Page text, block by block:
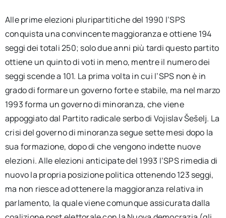
Alle prime elezioni pluripartitiche del 1990 l’SPS
conquista una convincente maggioranza e ottiene 194
seggi dei totali 250; solo due anni più tardi questo partito
ottiene un quinto di voti in meno, mentre il numero dei
seggi scende a 101. La prima volta in cui l’SPS non è in
grado di formare un governo forte e stabile, ma nel marzo
1993 forma un governo di minoranza, che viene
appoggiato dal Partito radicale serbo di Vojislav Šešelj. La
crisi del governo di minoranza segue sette mesi dopo la
sua formazione, dopo di che vengono indette nuove
elezioni. Alle elezioni anticipate del 1993 l’SPS rimedia di
nuovo la propria posizione politica ottenendo 123 seggi,
ma non riesce ad ottenere la maggioranza relativa in
parlamento, la quale viene comunque assicurata dalla